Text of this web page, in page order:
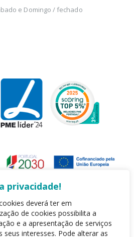
privacidade!
deverá ter em
de cookies possibilita a
e a apresentação de serviços
interesses. Pode alterar as
e Domingo / fechado
Lda. Todos os direitos reservados.